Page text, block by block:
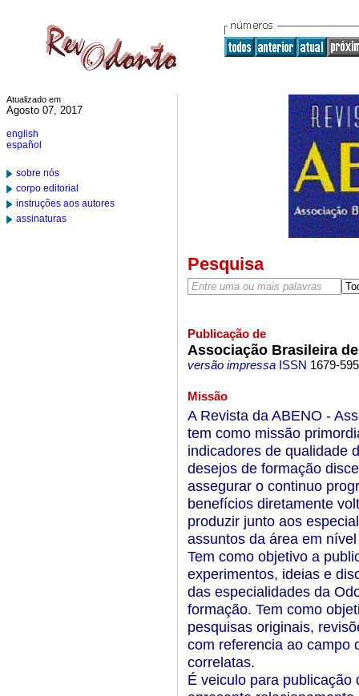
Atualizado em
Agosto 07, 2017
english
español
sobre nós
corpo editorial
instruções aos autores
assinaturas
Pesquisa
Publicação de
Associação Brasileira
versão impressaISSN 1679-
Missão
A Revista da ABENO -
tem como missão
indicadores de qualidade
desejos de formação
assegurar o continuo
benefícios diretamente
produzir junto aos
assuntos da área em
Tem como objetivo a
experimentos, ideias e
das especialidades da
formação. Tem como
pesquisas originais,
com referencia ao campo
correlatas.
É veiculo para publicação